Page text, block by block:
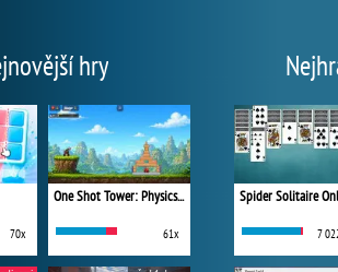
hry
70x
One Shot Tower: Physics Destroyer
61x
Spider Solitaire
7